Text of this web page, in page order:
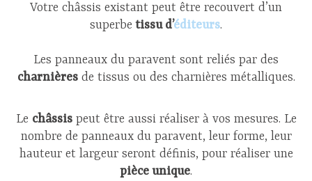
Votre châssis existant peut être recouvert d’un
superbe tissu d’éditeurs.
Les panneaux du paravent sont reliés par des
charnièresde tissus ou des charnières métalliques.
Le châssispeut être aussi réaliser à vos mesures. Le
nombre de panneaux du paravent, leur forme, leur
hauteur et largeur seront définis, pour réaliser une
pièce unique.